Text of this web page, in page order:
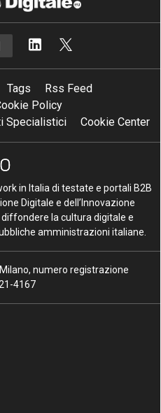
Tags
Rss Feed
Policy
Specialistici
Cookie Center
in Italia di testate e portali B2B
Digitale e dell’Innovazione
la cultura digitale e
amministrazioni italiane.
numero registrazione
4167